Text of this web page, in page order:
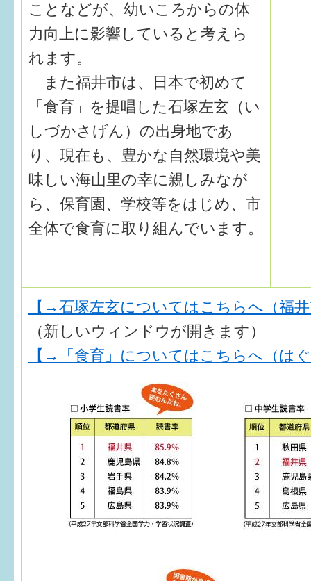
ことなどが、幼いころからの体
力向上に影響していると考えら
れます。
また福井市は、日本で初めて
「食育」を提唱した石塚左玄（い
しづかさげん）の出身地であ
り、現在も、豊かな自然環境や美
味しい海山里の幸に親しみなが
ら、保育園、学校等をはじめ、市
全体で食育に取り組んでいます。
【→石塚左玄についてはこちらへ（福
（新しいウィンドウが開きます）
【→「食育」についてはこちらへ（は